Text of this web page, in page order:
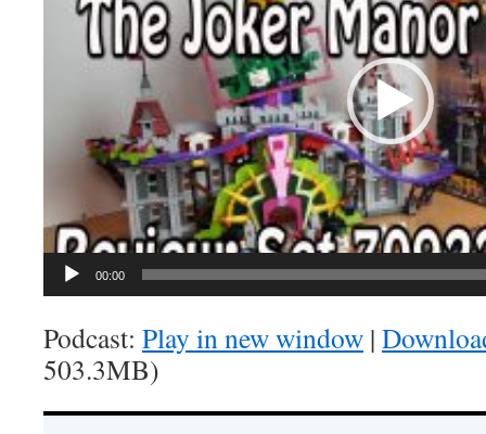
00:00
Podcast: Play in new window |
503.3MB)